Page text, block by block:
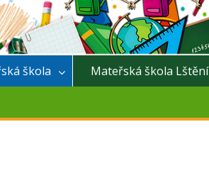
škola Mateřská škola Lštění